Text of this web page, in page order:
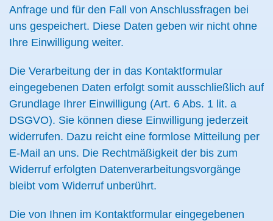
Anfrage und für den Fall von Anschlussfragen bei
uns gespeichert. Diese Daten geben wir nicht ohne
Ihre Einwilligung weiter.
Die Verarbeitung der in das Kontaktformular
eingegebenen Daten erfolgt somit ausschließlich auf
Grundlage Ihrer Einwilligung (Art. 6 Abs. 1 lit. a
DSGVO). Sie können diese Einwilligung jederzeit
widerrufen. Dazu reicht eine formlose Mitteilung per
E-Mail an uns. Die Rechtmäßigkeit der bis zum
Widerruf erfolgten Datenverarbeitungsvorgänge
bleibt vom Widerruf unberührt.
Die von Ihnen im Kontaktformular eingegebenen